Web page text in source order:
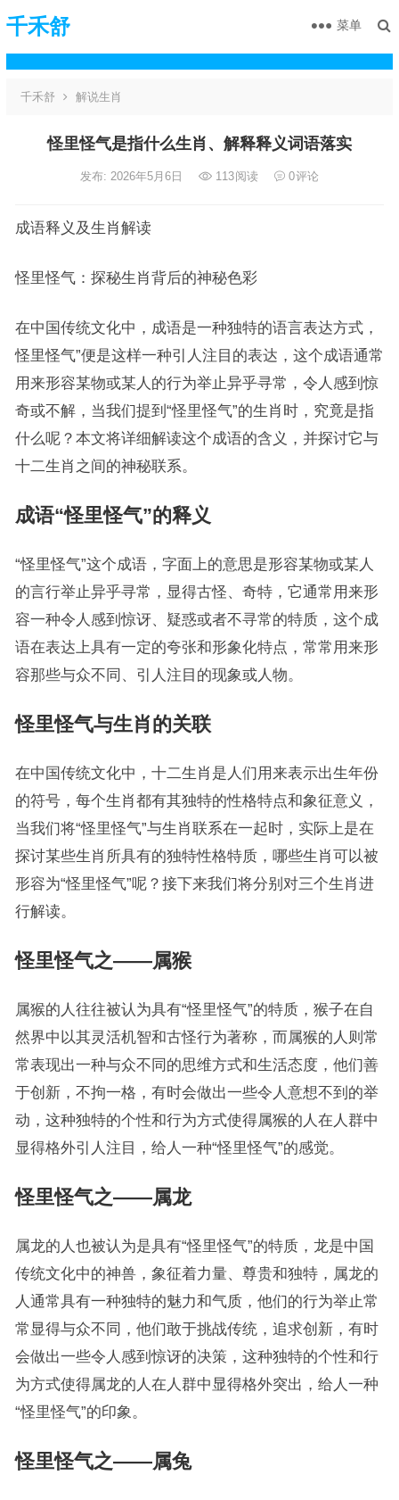
千禾舒 菜单
千禾舒 解说生肖
怪里怪气是指什么生肖、解释释义词语落实
发布: 2026年5月6日 113阅读 0评论
成语释义及生肖解读
怪里怪气：探秘生肖背后的神秘色彩
在中国传统文化中，成语是一种独特的语言表达方式，
怪里怪气”便是这样一种引人注目的表达，这个成语通常
用来形容某物或某人的行为举止异乎寻常，令人感到惊
奇或不解，当我们提到“怪里怪气”的生肖时，究竟是指
什么呢？本文将详细解读这个成语的含义，并探讨它与
十二生肖之间的神秘联系。
成语“怪里怪气”的释义
“怪里怪气”这个成语，字面上的意思是形容某物或某人
的言行举止异乎寻常，显得古怪、奇特，它通常用来形
容一种令人感到惊讶、疑惑或者不寻常的特质，这个成
语在表达上具有一定的夸张和形象化特点，常常用来形
容那些与众不同、引人注目的现象或人物。
怪里怪气与生肖的关联
在中国传统文化中，十二生肖是人们用来表示出生年份
的符号，每个生肖都有其独特的性格特点和象征意义，
当我们将“怪里怪气”与生肖联系在一起时，实际上是在
探讨某些生肖所具有的独特性格特质，哪些生肖可以被
形容为“怪里怪气”呢？接下来我们将分别对三个生肖进
行解读。
怪里怪气之——属猴
属猴的人往往被认为具有“怪里怪气”的特质，猴子在自
然界中以其灵活机智和古怪行为著称，而属猴的人则常
常表现出一种与众不同的思维方式和生活态度，他们善
于创新，不拘一格，有时会做出一些令人意想不到的举
动，这种独特的个性和行为方式使得属猴的人在人群中
显得格外引人注目，给人一种“怪里怪气”的感觉。
怪里怪气之——属龙
属龙的人也被认为是具有“怪里怪气”的特质，龙是中国
传统文化中的神兽，象征着力量、尊贵和独特，属龙的
人通常具有一种独特的魅力和气质，他们的行为举止常
常显得与众不同，他们敢于挑战传统，追求创新，有时
会做出一些令人感到惊讶的决策，这种独特的个性和行
为方式使得属龙的人在人群中显得格外突出，给人一种
“怪里怪气”的印象。
怪里怪气之——属兔